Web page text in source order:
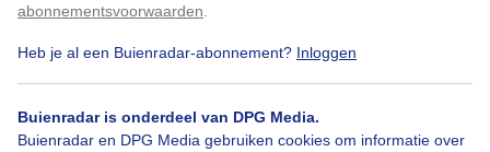
abonnementsvoorwaarden
Heb je al een Buienradar-abonnement? Inloggen
Buienradar is onderdeel van DPG Media.
Buienradar en DPG Media gebruiken cookies om informatie over